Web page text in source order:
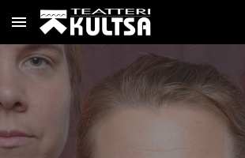
Skip to main content